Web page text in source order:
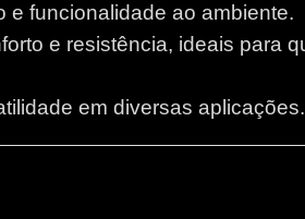
e funcionalidade ao ambiente.
e resistência, ideais para
em diversas aplicações.